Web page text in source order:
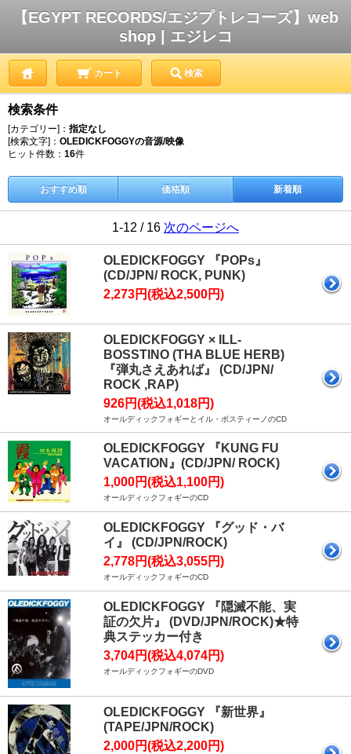
【EGYPT RECORDS/エジプトレコーズ】web
shop | エジレコ
カート 検索
検索条件
[カテゴリー]： 指定なし
[検索文字]： OLEDICKFOGGYの音源/映像
ヒット件数： 16件
おすすめ順 価格順 新着順
1-12 / 16 次のページへ
OLEDICKFOGGY 『POPs』
(CD/JPN/ ROCK, PUNK)
2,273円(税込2,500円)
OLEDICKFOGGY × ILL-
BOSSTINO (THA BLUE HERB)
『弾丸さえあれば』 (CD/JPN/
ROCK ,RAP)
926円(税込1,018円)
オールディックフォギーとイル・ボスティーノのCD
OLEDICKFOGGY 『KUNG FU
VACATION』(CD/JPN/ ROCK)
1,000円(税込1,100円)
オールディックフォギーのCD
OLEDICKFOGGY 『グッド・バ
イ』 (CD/JPN/ROCK)
2,778円(税込3,055円)
オールディックフォギーのCD
OLEDICKFOGGY 『隠滅不能、実
証の欠片』 (DVD/JPN/ROCK)★特
典ステッカー付き
3,704円(税込4,074円)
オールディックフォギーのDVD
OLEDICKFOGGY 『新世界』
(TAPE/JPN/ROCK)
2,000円(税込2,200円)